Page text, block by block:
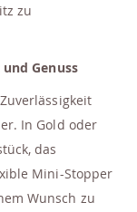
zu
Genuss
In Gold oder
das
Mini-Stopper
Wunsch zu